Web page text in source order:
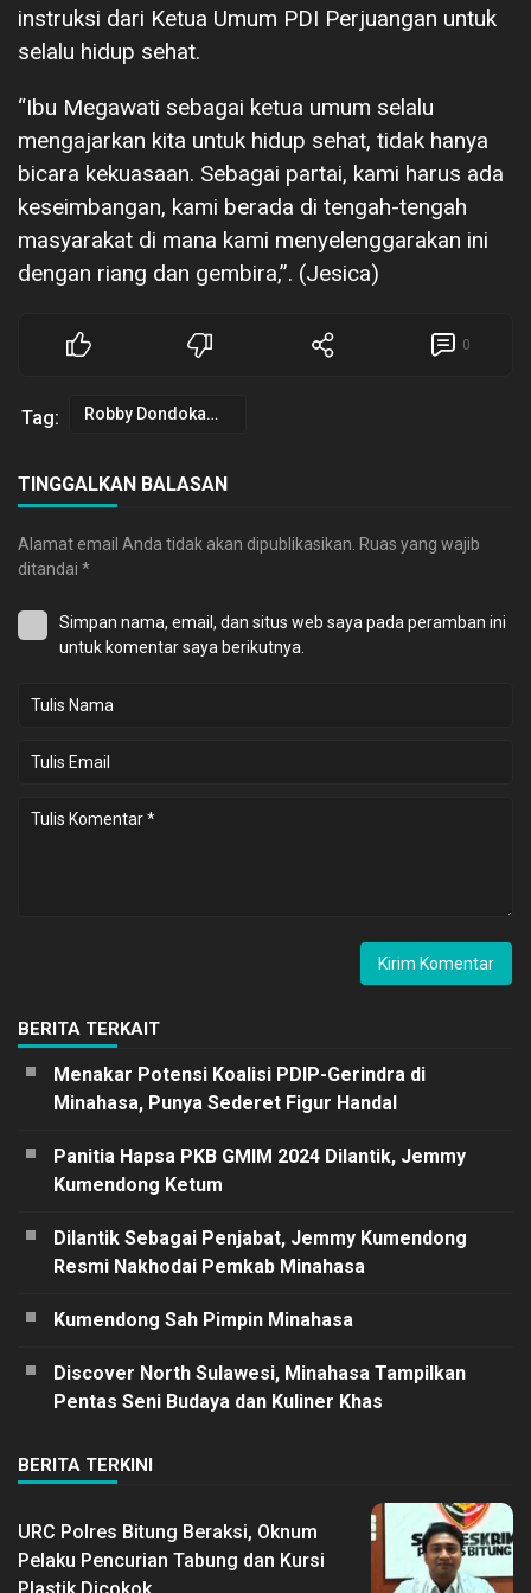
instruksi dari Ketua Umum PDI Perjuangan untuk
selalu hidup sehat.
“Ibu Megawati sebagai ketua umum selalu
mengajarkan kita untuk hidup sehat, tidak hanya
bicara kekuasaan. Sebagai partai, kami harus ada
keseimbangan, kami berada di tengah-tengah
masyarakat di mana kami menyelenggarakan ini
dengan riang dan gembira,”. (Jesica)
0
Tag: Robby Dondokambey
TINGGALKAN BALASAN
Alamat email Anda tidak akan dipublikasikan. Ruas yang wajib
ditandai *
Simpan nama, email, dan situs web saya pada peramban ini
untuk komentar saya berikutnya.
BERITA TERKAIT
Menakar Potensi Koalisi PDIP-Gerindra di
Minahasa, Punya Sederet Figur Handal
Panitia Hapsa PKB GMIM 2024 Dilantik, Jemmy
Kumendong Ketum
Dilantik Sebagai Penjabat, Jemmy Kumendong
Resmi Nakhodai Pemkab Minahasa
Kumendong Sah Pimpin Minahasa
Discover North Sulawesi, Minahasa Tampilkan
Pentas Seni Budaya dan Kuliner Khas
BERITA TERKINI
URC Polres Bitung Beraksi, Oknum
Pelaku Pencurian Tabung dan Kursi
Plastik Dicokok